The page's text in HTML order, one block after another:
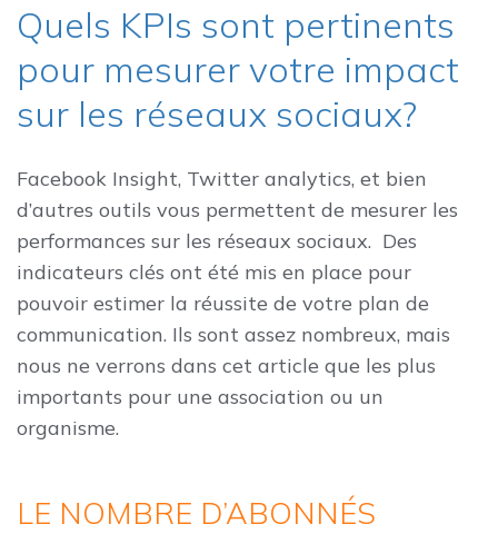
Quels KPIs sont pertinents
pour mesurer votre impact
sur les réseaux sociaux?
Facebook Insight, Twitter analytics, et bien
d’autres outils vous permettent de mesurer les
performances sur les réseaux sociaux. Des
indicateurs clés ont été mis en place pour
pouvoir estimer la réussite de votre plan de
communication. Ils sont assez nombreux, mais
nous ne verrons dans cet article que les plus
importants pour une association ou un
organisme.
LE NOMBRE D’ABONNÉS